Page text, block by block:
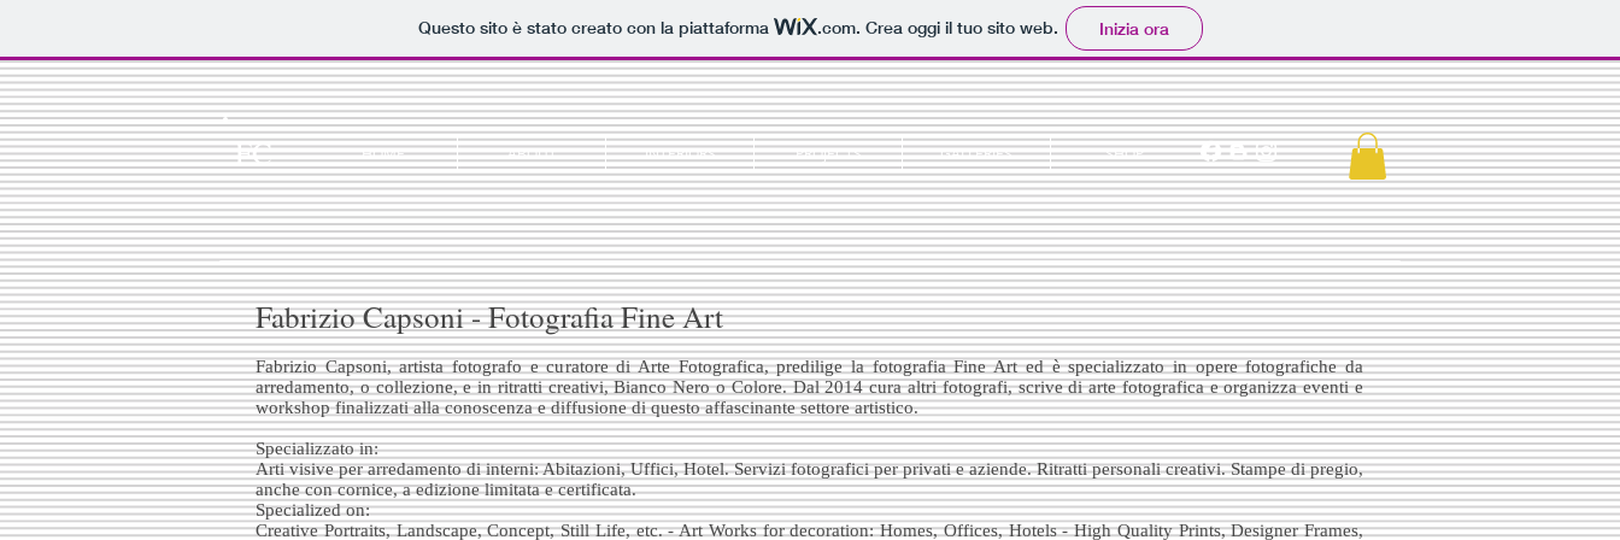
Questo sito è stato creato con la piattaforma .com. Crea oggi il tuo sito web. Inizia ora
FC HOME ABOUT INTERIORS PROJECTS GALLERIES SHOP
Fabrizio Capsoni - Fotografia Fine Art
Fabrizio Capsoni, artista fotografo e curatore di Arte Fotografica, predilige la fotografia Fine Art ed è specializzato in opere fotografiche da
arredamento, o collezione, e in ritratti creativi, Bianco Nero o Colore. Dal 2014 cura altri fotografi, scrive di arte fotografica e organizza eventi e
workshop finalizzati alla conoscenza e diffusione di questo affascinante settore artistico.
Specializzato in:
Arti visive per arredamento di interni: Abitazioni, Uffici, Hotel. Servizi fotografici per privati e aziende. Ritratti personali creativi. Stampe di pregio,
anche con cornice, a edizione limitata e certificata.
Specialized on:
Creative Portraits, Landscape, Concept, Still Life, etc. - Art Works for decoration: Homes, Offices, Hotels - High Quality Prints, Designer Frames,